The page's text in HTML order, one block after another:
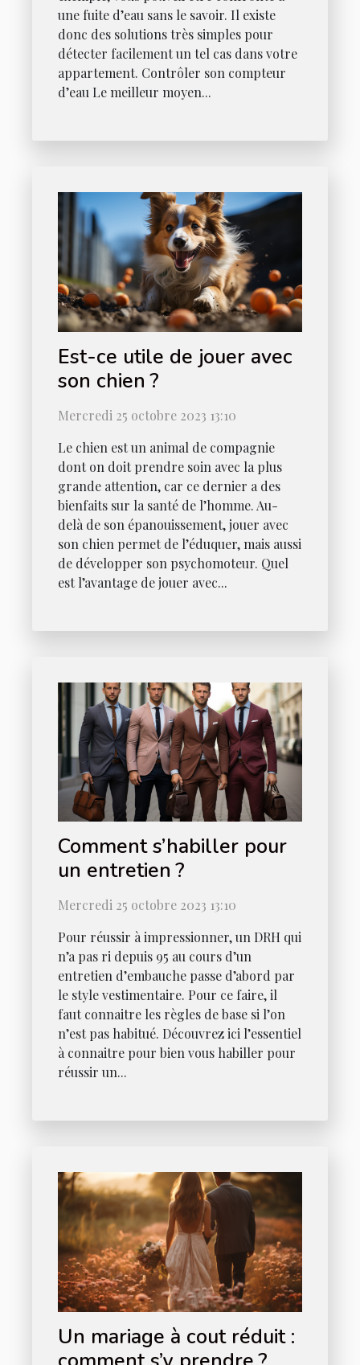
une fuite d’eau sans le savoir. Il existe
donc des solutions très simples pour
détecter facilement un tel cas dans votre
appartement. Contrôler son compteur
d’eau Le meilleur moyen...
Est-ce utile de jouer avec
son chien ?
Mercredi 25 octobre 2023 13:10
Le chien est un animal de compagnie
dont on doit prendre soin avec la plus
grande attention, car ce dernier a des
bienfaits sur la santé de l’homme. Au-
delà de son épanouissement, jouer avec
son chien permet de l’éduquer, mais aussi
de développer son psychomoteur. Quel
est l’avantage de jouer avec...
Comment s’habiller pour
un entretien ?
Mercredi 25 octobre 2023 13:10
Pour réussir à impressionner, un DRH qui
n’a pas ri depuis 95 au cours d’un
entretien d’embauche passe d’abord par
le style vestimentaire. Pour ce faire, il
faut connaitre les règles de base si l’on
n’est pas habitué. Découvrez ici l’essentiel
à connaitre pour bien vous habiller pour
réussir un...
Un mariage à cout réduit :